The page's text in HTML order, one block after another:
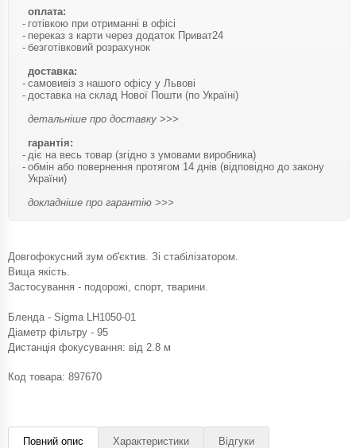
оплата:
готівкою при отриманні в офісі
переказ з карти через додаток Приват24
безготівковий розрахунок
доставка:
самовивіз з нашого офісу у Львові
доставка на склад Нової Пошти (по Україні)
детальніше про доставку >>>
гарантія:
діє на весь товар (згідно з умовами виробника)
обмін або повернення протягом 14 днів (відповідно до закону
України)
докладніше про гарантію >>>
Довгофокусний зум об'єктив. Зі стабілізатором.
Вища якість.
Застосування - подорожі, спорт, тварини.
Бленда - Sigma LH1050-01
Діаметр фільтру - 95
Дистанція фокусування: від 2.8 м
Код товара: 897670
Повний опис Характеристики Відгуки